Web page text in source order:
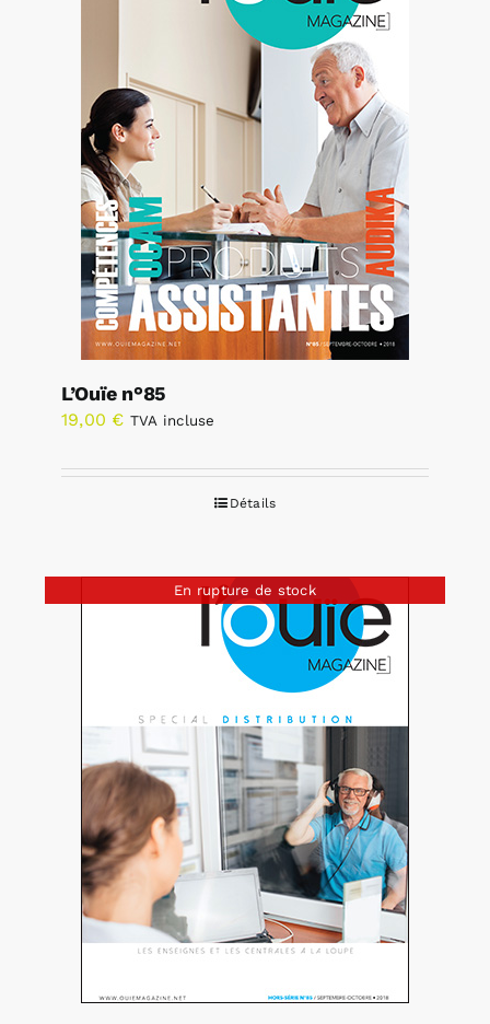
L’Ouïe n°85
19,00 € TVA incluse
Détails
En rupture de stock